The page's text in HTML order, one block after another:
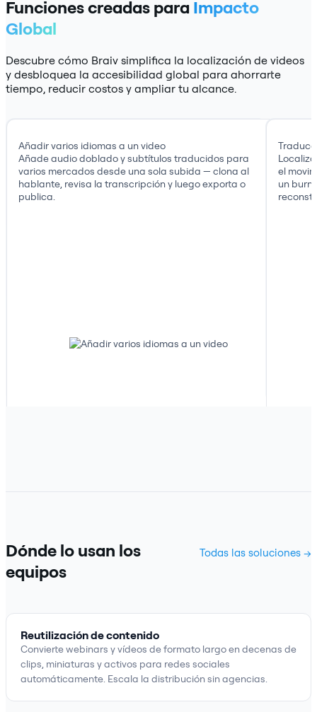
Funciones creadas para Impacto
Global
Descubre cómo Braiv simplifica la localización de videos
y desbloquea la accesibilidad global para ahorrarte
tiempo, reducir costos y ampliar tu alcance.
Añadir varios idiomas a un video
Añade audio doblado y subtítulos traducidos para
varios mercados desde una sola subida — clona al
hablante, revisa la transcripción y luego exporta o
publica.
el
un
Dónde lo usan los
equipos
Todas las soluciones →
Reutilización de contenido
Convierte webinars y vídeos de formato largo en decenas de
clips, miniaturas y activos para redes sociales
automáticamente. Escala la distribución sin agencias.